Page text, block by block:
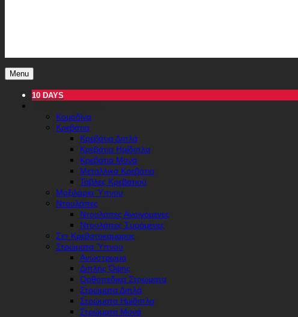
Menu
10 DAYS
Κομοδίνα
Κρεβάτια
Κρεβάτια Διπλά
Κρεβάτια Ημίδιπλα
Κρεβάτια Μονά
Μεταλλικά Κρεβάτια
Τάβλες Κρεβατιού
Μαξιλάρια Ύπνου
Ντουλάπες
Ντουλάπες Ανοιγόμενες
Ντουλάπες Συρόμενες
Σετ Κρεβατοκάμαρας
Στρώματα Ύπνου
Ανώστρωμα
Διπλής Όψης
Ορθοπεδικά Στρώματα
Στρώματα Διπλά
Στρώματα Ημίδιπλα
Στρώματα Μονά